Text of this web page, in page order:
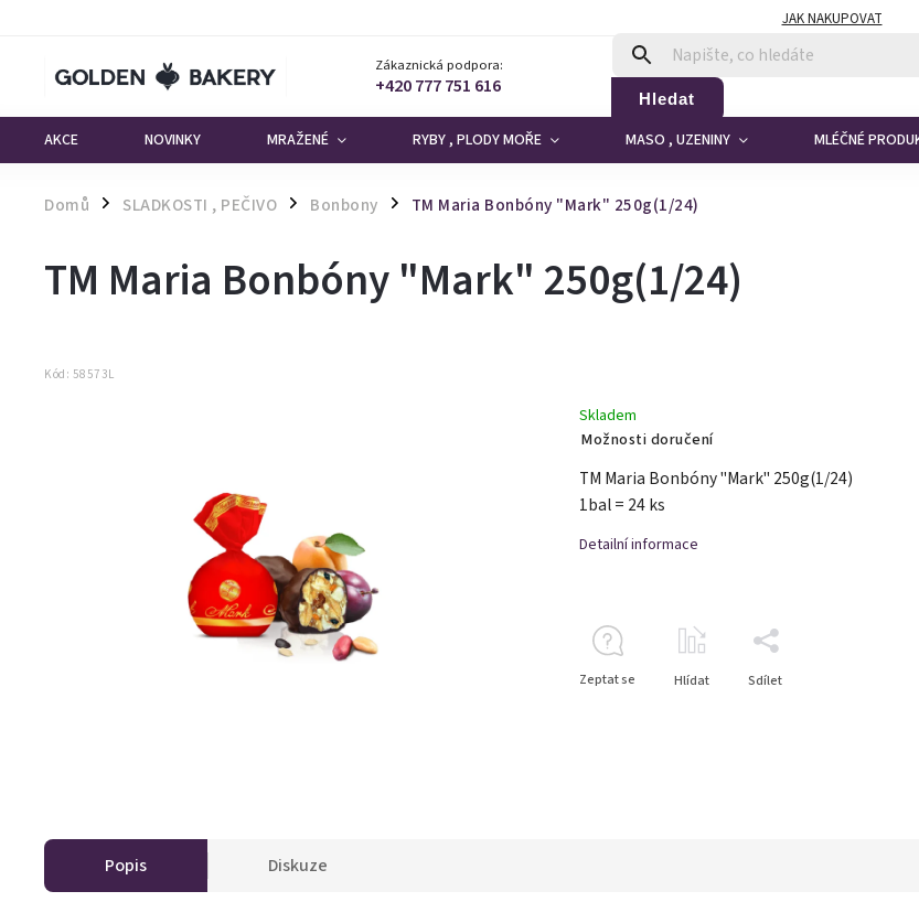
JAK NAKUPOVAT
Zákaznická podpora:
+420 777 751 616 Hledat
AKCE NOVINKY MRAŽENÉ RYBY , PLODY MOŘE MASO , UZENINY MLÉČNÉ
Domů / SLADKOSTI , PEČIVO / Bonbony / TM Maria Bonbóny "Mark" 250g(1/24)
TM Maria Bonbóny "Mark" 250g(1/24)
Kód: 58573L
Skladem
Možnosti doručení
TM Maria Bonbóny "Mark" 250g(1/24)
1bal = 24 ks
Detailní informace
Zeptat se Hlídat Sdílet
Popis Diskuze